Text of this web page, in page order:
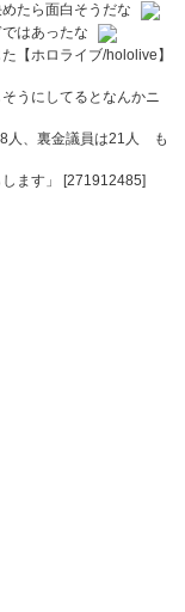
たら面白そうだな
はあったな
【ホロライブ/hololive】
うにしてるとなんかニ
人、裏金議員は21人 も
ます」 [271912485]